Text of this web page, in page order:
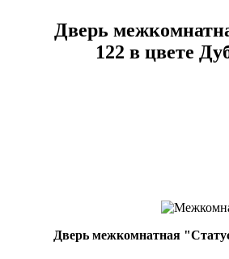
Дверь
122 в цвете
Дверь межкомнатная